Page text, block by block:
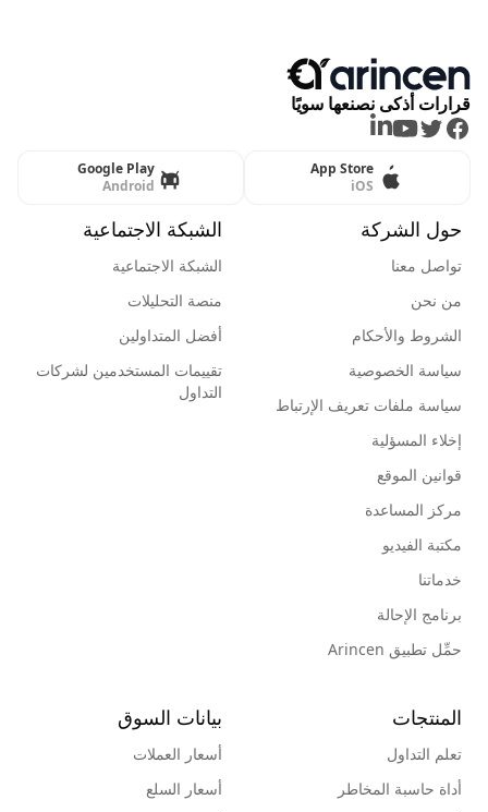
قرارات أذكى نصنعها سويًا
Facebook
Twitter
Youtube
LinkedIn
App Store
iOS
Google Play
Android
حول الشركة
تواصل معنا
من نحن
الشروط والأحكام
سياسة الخصوصية
سياسة ملفات تعريف الإرتباط
إخلاء المسؤلية
قوانين الموقع
مركز المساعدة
مكتبة الفيديو
خدماتنا
برنامج الإحالة
حمِّل تطبيق Arincen
الشبكة الاجتماعية
الشبكة الاجتماعية
منصة التحليلات
أفضل المتداولين
تقييمات المستخدمين لشركات
التداول
المنتجات
تعلم التداول
أداة حاسبة المخاطر
بيانات السوق
أسعار العملات
أسعار السلع